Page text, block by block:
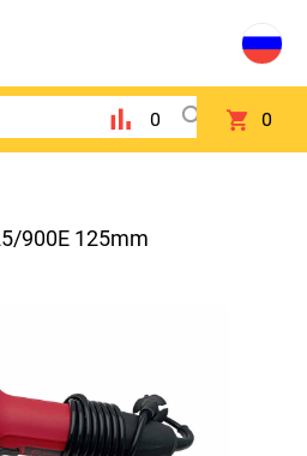
0 0
900E 125mm